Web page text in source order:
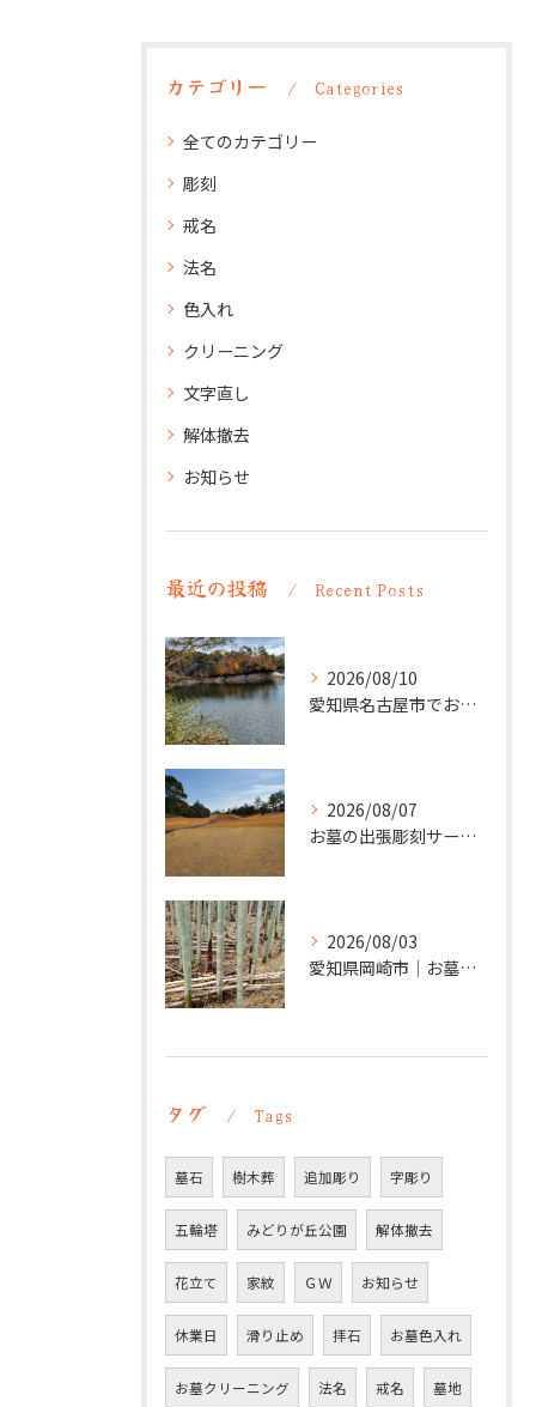
カテゴリー Categories
全てのカテゴリー
彫刻
戒名
法名
色入れ
クリーニング
文字直し
解体撤去
お知らせ
最近の投稿 Recent Posts
2026/08/10
愛知県名古屋市でお墓の追加彫り。法名・没年月日などを彫刻。
2026/08/07
お墓の出張彫刻サービス【彫刻本舗】愛知県清須市
2026/08/03
愛知県岡崎市｜お墓の追加彫り施工例 ｜彫刻本舗
タグ Tags
墓石 樹木葬 追加彫り 字彫り
五輪塔 みどりが丘公園 解体撤去
花立て 家紋 ＧＷ お知らせ
休業日 滑り止め 拝石 お墓色入れ
お墓クリーニング 法名 戒名 墓地